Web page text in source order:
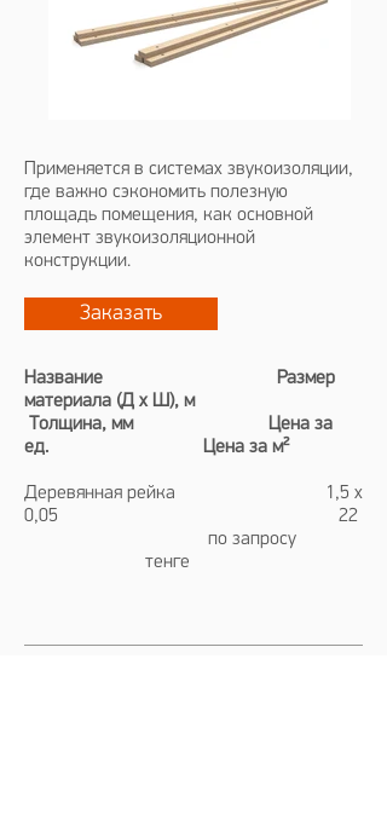
Применяется в системах звукоизоляции,
где важно сэкономить полезную
площадь помещения, как основной
элемент звукоизоляционной
конструкции.
Заказать
Название Размер
материала (Д х Ш), м
Толщина, мм Цена за
ед. Цена за м²
Деревянная рейка 1,5 х
0,05 22
по запросу
тенге